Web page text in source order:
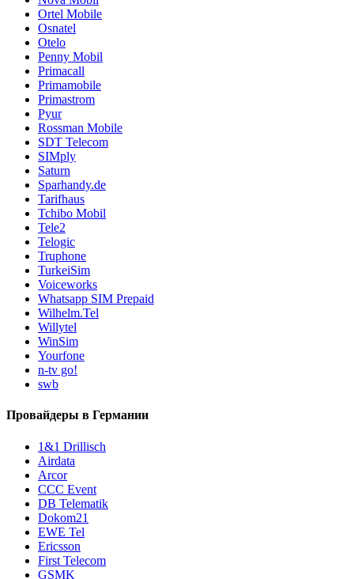
Ortel Mobile
Osnatel
Otelo
Penny Mobil
Primacall
Primamobile
Primastrom
Pyur
Rossman Mobile
SDT Telecom
SIMply
Saturn
Sparhandy.de
Tarifhaus
Tchibo Mobil
Tele2
Telogic
Truphone
TurkeiSim
Voiceworks
Whatsapp SIM Prepaid
Wilhelm.Tel
Willytel
WinSim
Yourfone
n-tv go!
swb
Провайдеры в Германии
1&1 Drillisch
Airdata
Arcor
CCC Event
DB Telematik
Dokom21
EWE Tel
Ericsson
First Telecom
GSMK